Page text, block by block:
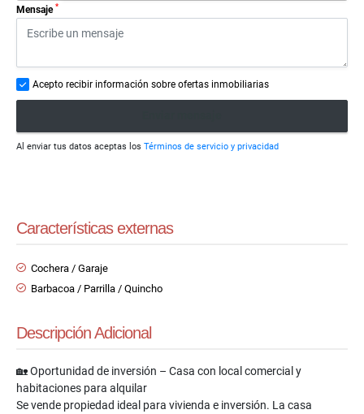
Mensaje *
Acepto recibir información sobre ofertas inmobiliarias
Al enviar tus datos aceptas los Términos de servicio y privacidad
Características externas
Cochera / Garaje
Barbacoa / Parrilla / Quincho
Descripción Adicional
🏡 Oportunidad de inversión – Casa con local comercial y
habitaciones para alquilar
Se vende propiedad ideal para vivienda e inversión. La casa